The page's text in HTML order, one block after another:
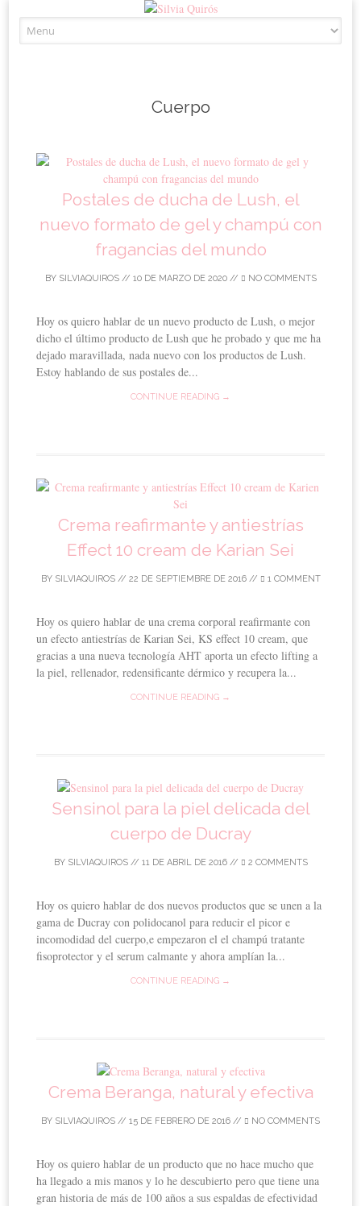
Cuerpo
Postales de ducha de Lush, el
nuevo formato de gel y champú con
fragancias del mundo
BY SILVIAQUIROS// 10 DE MARZO DE 2020// NO COMMENTS
Hoy os quiero hablar de un nuevo producto de Lush, o mejor
dicho el último producto de Lush que he probado y que me ha
dejado maravillada, nada nuevo con los productos de Lush.
Estoy hablando de sus postales de...
CONTINUE READING →
Crema reafirmante y antiestrías
Effect 10 cream de Karian Sei
BY SILVIAQUIROS// 22 DE SEPTIEMBRE DE 2016// 1 COMMENT
Hoy os quiero hablar de una crema corporal reafirmante con
un efecto antiestrías de Karian Sei, KS effect 10 cream, que
gracias a una nueva tecnología AHT aporta un efecto lifting a
la piel, rellenador, redensificante dérmico y recupera la...
CONTINUE READING →
Sensinol para la piel delicada del
cuerpo de Ducray
BY SILVIAQUIROS// 11 DE ABRIL DE 2016// 2 COMMENTS
Hoy os quiero hablar de dos nuevos productos que se unen a la
gama de Ducray con polidocanol para reducir el picor e
incomodidad del cuerpo,e empezaron el el champú tratante
fisoprotector y el serum calmante y ahora amplían la...
CONTINUE READING →
Crema Beranga, natural y efectiva
BY SILVIAQUIROS // 15 DE FEBRERO DE 2016 // NO COMMENTS
Hoy os quiero hablar de un producto que no hace mucho que
ha llegado a mis manos y lo he descubierto pero que tiene una
gran historia de más de 100 años a sus espaldas de efectividad